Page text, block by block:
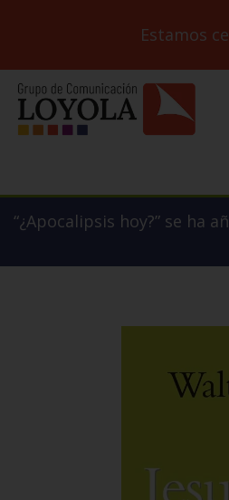
Estamos
“¿Apocalipsis hoy?” se ha